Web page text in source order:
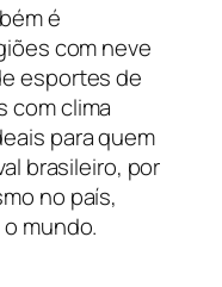
é
com neve
esportes de
com clima
para quem
brasileiro, por
no país,
mundo.